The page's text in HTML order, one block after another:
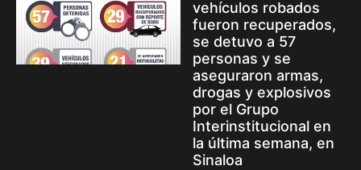
vehículos robados
fueron recuperados,
se detuvo a 57
personas y se
aseguraron armas,
drogas y explosivos
por el Grupo
Interinstitucional en
la última semana, en
Sinaloa